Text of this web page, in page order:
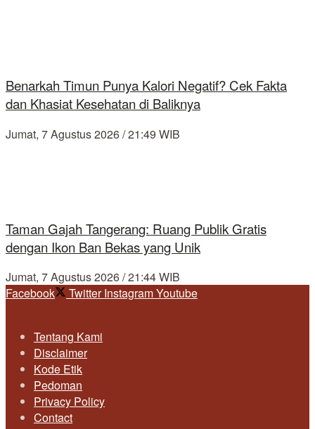
Benarkah Timun Punya Kalori Negatif? Cek Fakta
dan Khasiat Kesehatan di Baliknya
Jumat, 7 Agustus 2026 / 21:49 WIB
Taman Gajah Tangerang: Ruang Publik Gratis
dengan Ikon Ban Bekas yang Unik
Jumat, 7 Agustus 2026 / 21:44 WIB
Facebook
Twitter InstagramYoutube
Tentang Kami
Disclaimer
Kode Etik
Pedoman
Privacy Policy
Contact